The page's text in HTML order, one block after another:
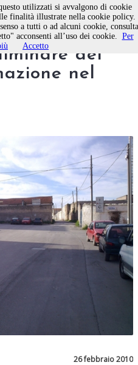
approvato
dei
nel
26 febbraio 2010
utilizzati si avvalgono di cookie
finalità illustrate nella cookie policy.
a tutti o ad alcuni cookie, consulta
acconsenti all’uso dei cookie. Per
Accetto